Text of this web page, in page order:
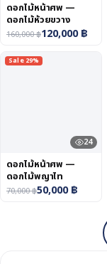
ดอกไม้หน้าศพ —
ดอกไม้ห้วยขวาง
160,000฿120,000฿
Sale 29%
24
ดอกไม้หน้าศพ —
ดอกไม้พญาไท
70,000฿50,000฿